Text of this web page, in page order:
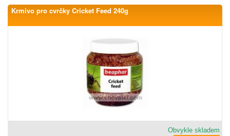
Krmivo pro cvrčky Cricket Feed 240g
Obvykle skladem